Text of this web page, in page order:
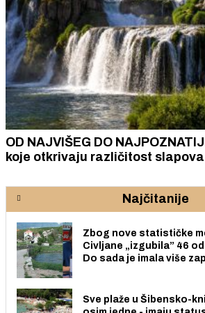
OD NAJVIŠEG DO
koje otkrivaju različitost slapova
Najčitanije
Zbog nove statističke
Civljane „izgubila” 46
Do sada je imala više
Sve plaže u Šibensko-